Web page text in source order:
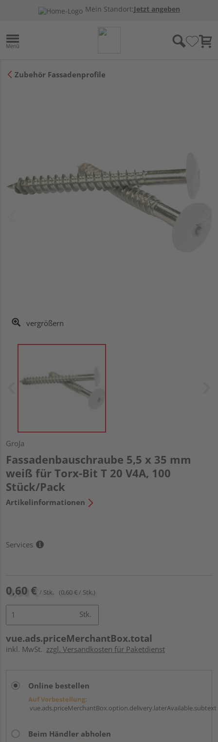
Mein Standort:Jetzt angeben
Zubehör Fassadenprofile
vergrößern
GroJa
Fassadenbauschraube 5,5 x 35 mm
weiß für Torx-Bit T 20 V4A, 100
Stück/Pack
Artikelinformationen
Services
0,60 € / Stk. (0,60 € / Stk.)
Stk.
vue.ads.priceMerchantBox.total
inkl. MwSt. zzgl. Versandkosten für Paketdienst
Online bestellen
Auf Vorbestellung:
vue.ads.priceMerchantBox.option.delivery.laterAvailable.subtext
Beim Händler abholen